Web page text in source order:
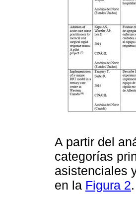
A partir del
categorías
asistenciales
en la Figura 2.